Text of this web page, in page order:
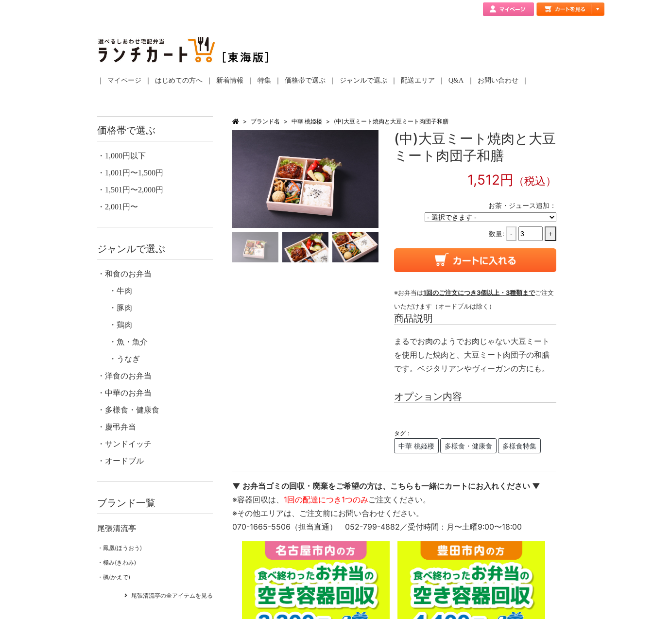
マイページ はじめての方へ 新着情報 特集 価格帯で選ぶ ジャンルで選ぶ 配送エリア Q&A お問い合わせ
ブランド名 中華 桃姫楼 (中)大豆ミート焼肉と大豆ミート肉団子和膳
(中)大豆ミート焼肉と大豆
ミート肉団子和膳
1,512円 （税込）
お茶・ジュース追加：
数量: - +
※お弁当は1回のご注文につき3個以上・3種類までご注文
いただけます（オードブルは除く）
商品説明
まるでお肉のようでお肉じゃない大豆ミート
を使用した焼肉と、大豆ミート肉団子の和膳
です。ベジタリアンやヴィーガンの方にも。
オプション内容
タグ：
中華 桃姫楼 多様食・健康食 多様食特集
▼ お弁当ゴミの回収・廃棄をご希望の方は、こちらも一緒にカートにお入れください ▼
※容器回収は、 1回の配達につき1つのみご注文ください。
※その他エリアは、ご注文前にお問い合わせください。
070-1665-5506（担当直通） 052-799-4882／受付時間：月〜土曜9:00〜18:00
価格帯で選ぶ
1,000円以下
1,001円〜1,500円
1,501円〜2,000円
2,001円〜
ジャンルで選ぶ
和食のお弁当
牛肉
豚肉
鶏肉
魚・魚介
うなぎ
洋食のお弁当
中華のお弁当
多様食・健康食
慶弔弁当
サンドイッチ
オードブル
ブランド一覧
尾張清流亭
鳳凰(ほうおう)
極み(きわみ)
楓(かえで)
尾張清流亭の全アイテムを見る